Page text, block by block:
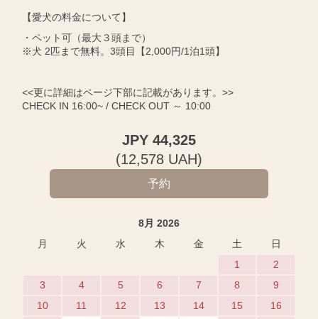
【愛犬の料金について】
・ペット可（最大３頭まで）
※犬 2匹まで無料。3頭目【2,000円/1泊1頭】
<<更に詳細はページ下部に記載があります。>>
CHECK IN 16:00~ / CHECK OUT ～ 10:00
JPY 44,325
(12,578 UAH)
8月 2026
月
火 水 木 金 土
日
1
2
3
4 5 6 7 8
9
10
11 12 13 14 15
16